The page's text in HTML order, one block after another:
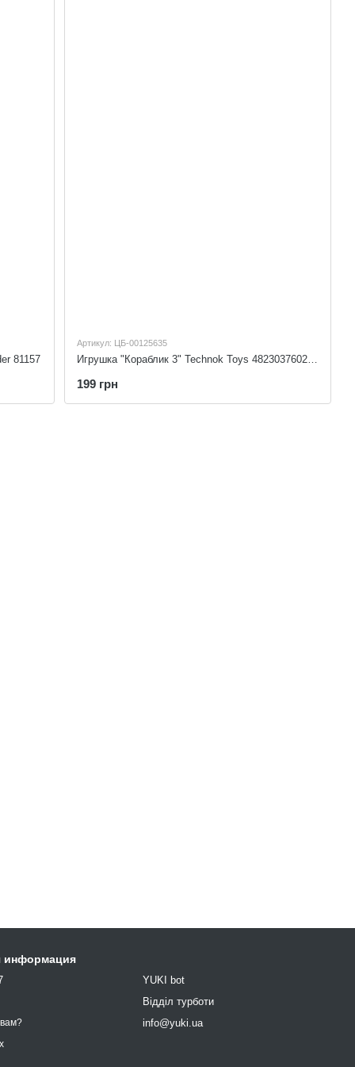
81157
Артикул: ЦБ-00125635
Игрушка "Кораблик 3" Technok Toys 4823037602889
199 грн
информация
YUKI bot
Відділ турботи
info@yuki.ua